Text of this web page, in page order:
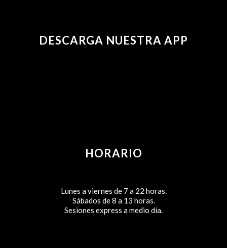
DESCARGA NUESTRA APP
HORARIO
Lunes a viernes de 7 a 22 horas.
Sábados de 8 a 13 horas.
Sesiones express a medio día.